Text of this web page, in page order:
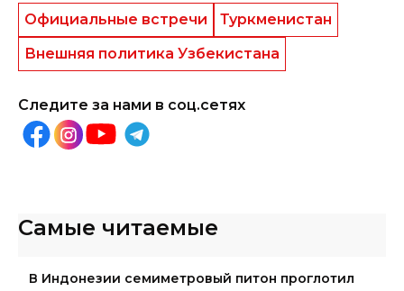
Официальные встречи
Туркменистан
Внешняя политика Узбекистана
Следите за нами в соц.сетях
Самые читаемые
В Индонезии семиметровый питон проглотил